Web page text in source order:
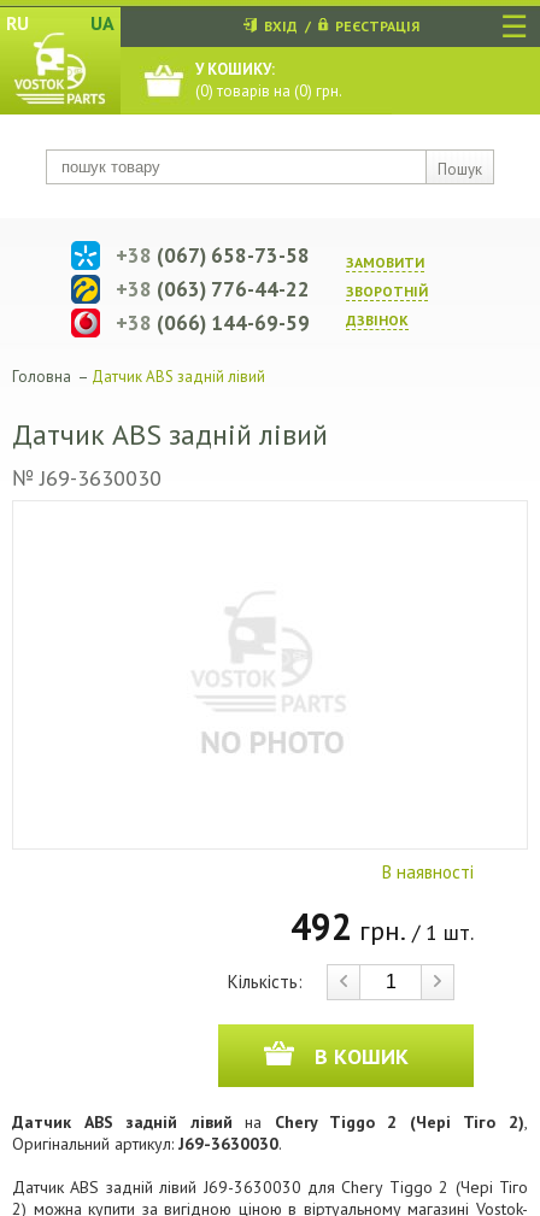
☰
RU UA
Пошук
ВХІД / РЕЄСТРАЦІЯ
У КОШИКУ:
(0) товарів на (0) грн.
ЗАМОВИТИ
ЗВОРОТНIЙ
ДЗВIНОК
+38 (067) 658-73-58
+38 (063) 776-44-22
+38 (066) 144-69-59
Головна – Датчик ABS задній лівий
Датчик ABS задній лівий
№ J69-3630030
В наявності
492 грн. / 1 шт.
Кількість:
В КОШИК
Датчик ABS задній лівий на Chery Tiggo 2 (Чері Тіго 2),
Оригінальний артикул: J69-3630030.
Датчик ABS задній лівий J69-3630030 для Chery Tiggo 2 (Чері Тіго
2) можна купити за вигідною ціною в віртуальному магазині Vostok-